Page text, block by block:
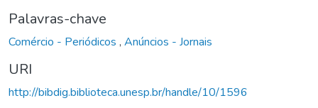
Palavras-chave
Comércio - Periódicos , Anúncios - Jornais
URI
http://bibdig.biblioteca.unesp.br/handle/10/1596